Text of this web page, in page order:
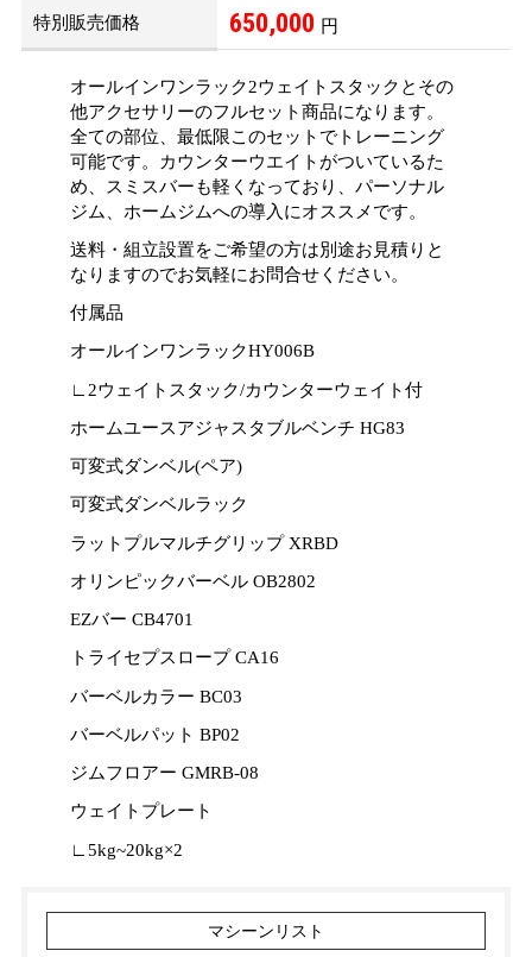
特別販売価格 650,000 円
オールインワンラック2ウェイトスタックとその
他アクセサリーのフルセット商品になります。
全ての部位、最低限このセットでトレーニング
可能です。カウンターウエイトがついているた
め、スミスバーも軽くなっており、パーソナル
ジム、ホームジムへの導入にオススメです。
送料・組立設置をご希望の方は別途お見積りと
なりますのでお気軽にお問合せください。
付属品
オールインワンラックHY006B
∟2ウェイトスタック/カウンターウェイト付
ホームユースアジャスタブルベンチ HG83
可変式ダンベル(ペア)
可変式ダンベルラック
ラットプルマルチグリップ XRBD
オリンピックバーベル OB2802
EZバー CB4701
トライセプスロープ CA16
バーベルカラー BC03
バーベルパット BP02
ジムフロアー GMRB-08
ウェイトプレート
∟5kg~20kg×2
マシーンリスト